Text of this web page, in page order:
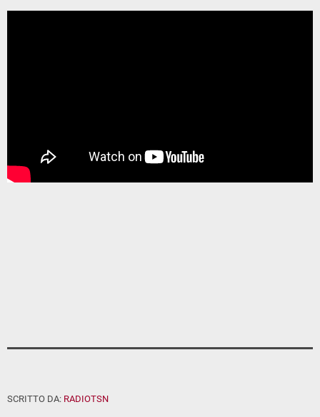
SCRITTO DA: RADIOTSN